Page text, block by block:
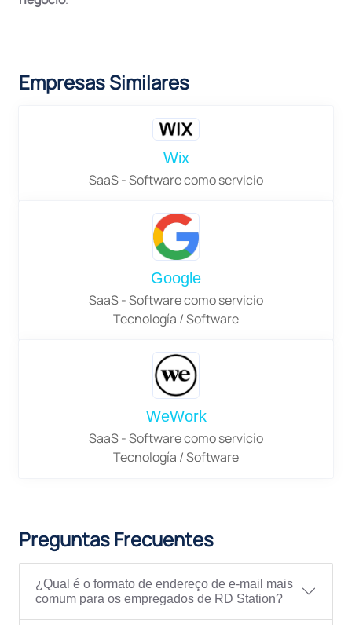
Empresas Similares
Wix
SaaS - Software como servicio
Google
SaaS - Software como servicio
Tecnología / Software
WeWork
SaaS - Software como servicio
Tecnología / Software
Preguntas Frecuentes
¿Qual é o formato de endereço de e-mail mais
comum para os empregados de RD Station?